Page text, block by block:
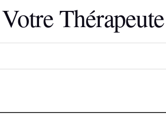
Thérapeute